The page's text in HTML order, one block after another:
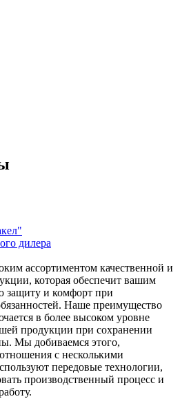
ассортиментом качественной и
которая обеспечит вашим
защиту и комфорт при
Наше преимущество
в более высоком уровне
продукции при сохранении
Мы добиваемся этого,
с несколькими
передовые технологии,
производственный процесс и